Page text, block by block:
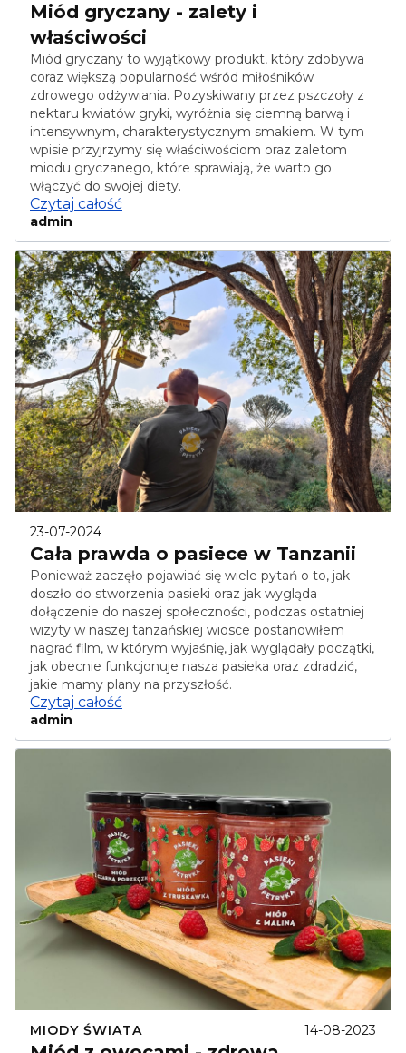
Miód gryczany - zalety i
właściwości
Miód gryczany to wyjątkowy produkt, który zdobywa
coraz większą popularność wśród miłośników
zdrowego odżywiania. Pozyskiwany przez pszczoły z
nektaru kwiatów gryki, wyróżnia się ciemną barwą i
intensywnym, charakterystycznym smakiem. W tym
wpisie przyjrzymy się właściwościom oraz zaletom
miodu gryczanego, które sprawiają, że warto go
włączyć do swojej diety.
Czytaj całość
admin
23-07-2024
Cała prawda o pasiece w Tanzanii
Ponieważ zaczęło pojawiać się wiele pytań o to, jak
doszło do stworzenia pasieki oraz jak wygląda
dołączenie do naszej społeczności, podczas ostatniej
wizyty w naszej tanzańskiej wiosce postanowiłem
nagrać film, w którym wyjaśnię, jak wyglądały początki,
jak obecnie funkcjonuje nasza pasieka oraz zdradzić,
jakie mamy plany na przyszłość.
Czytaj całość
admin
MIODY ŚWIATA 14-08-2023